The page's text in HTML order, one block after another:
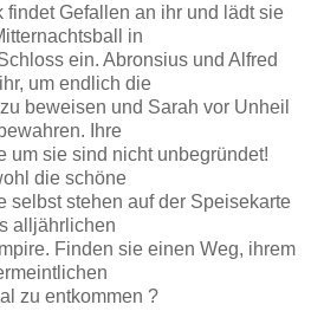
findet Gefallen an ihr und lädt sie
in
ein. Abronsius und Alfred
um endlich die
beweisen und Sarah vor Unheil
Ihre
um sie sind nicht unbegründet!
die schöne
selbst stehen auf der Speisekarte
alljährlichen
Finden sie einen Weg, ihrem
zu entkommen ?